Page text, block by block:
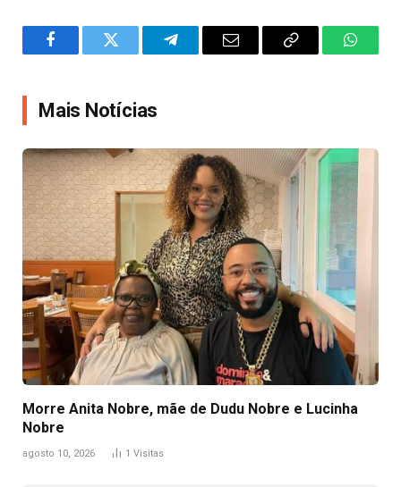
FacebookTwitter TelegramEmail
Copy
Mais Notícias
Morre Anita Nobre, mãe de Dudu Nobre e Lucinha
Nobre
agosto 10, 2026 1 Visitas